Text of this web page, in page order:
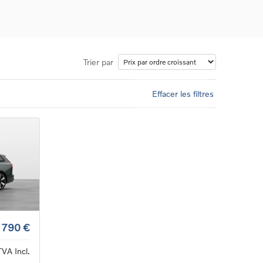
Trier par
Effacer les filtres
790 €
Incl.